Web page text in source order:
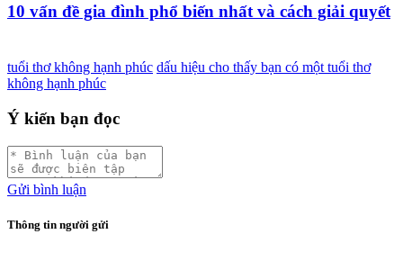
10 vấn đề gia đình phổ biến nhất và cách giải quyết
tuổi thơ không hạnh phúc dấu hiệu cho thấy bạn có một tuổi thơ
không hạnh phúc
Ý kiến bạn đọc
Gửi bình luận
Thông tin người gửi